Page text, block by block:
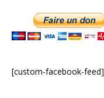
[custom-facebook-feed]